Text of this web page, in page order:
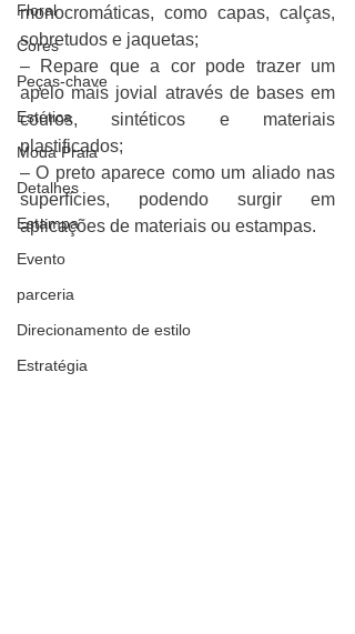
Floral
Cores
Peças-chave
Estética
Moda Praia
Detalhes
Estampa
Evento
parceria
Direcionamento de estilo
Estratégia
monocromáticas, como capas, calças,
sobretudos e jaquetas;
– Repare que a cor pode trazer um
apelo mais jovial através de bases em
couros, sintéticos e materiais
plastificados;
– O preto aparece como um aliado nas
superfícies, podendo surgir em
aplicações de materiais ou estampas.